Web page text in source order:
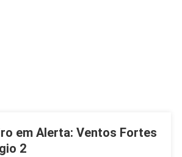
em Alerta: Ventos Fortes
2